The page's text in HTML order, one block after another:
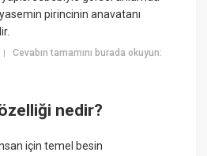
pirincinin anavatanı
|Cevabın tamamını burada okuyun:
nedir?
için temel besin